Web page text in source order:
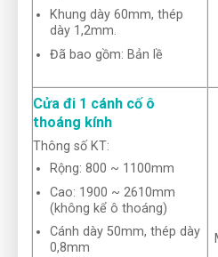
Khung dày 60mm, thép
dày 1,2mm.
Đã bao gồm: Bản lề
Cửa đi 1 cánh cố ô
thoáng kính
Thông số KT:
Rộng: 800 ~ 1100mm
Cao: 1900 ~ 2610mm
(không kể ô thoáng)
Cánh dày 50mm, thép dày
0,8mm